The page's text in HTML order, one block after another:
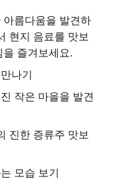
름다움을 발견하
현지 음료를 맛보
즐겨보세요.
나기
작은 마을을 발견
진한 증류주 맛보
모습 보기